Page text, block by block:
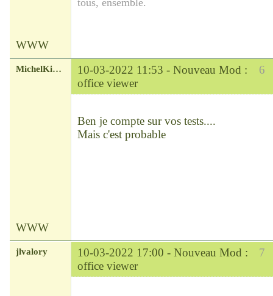
tous, ensemble.
WWW
6
MichelKirsch 10-03-2022 11:53 - Nouveau Mod :
office viewer
Ben je compte sur vos tests....
Mais c'est probable
WWW
7
jlvalory 10-03-2022 17:00 - Nouveau Mod :
office viewer